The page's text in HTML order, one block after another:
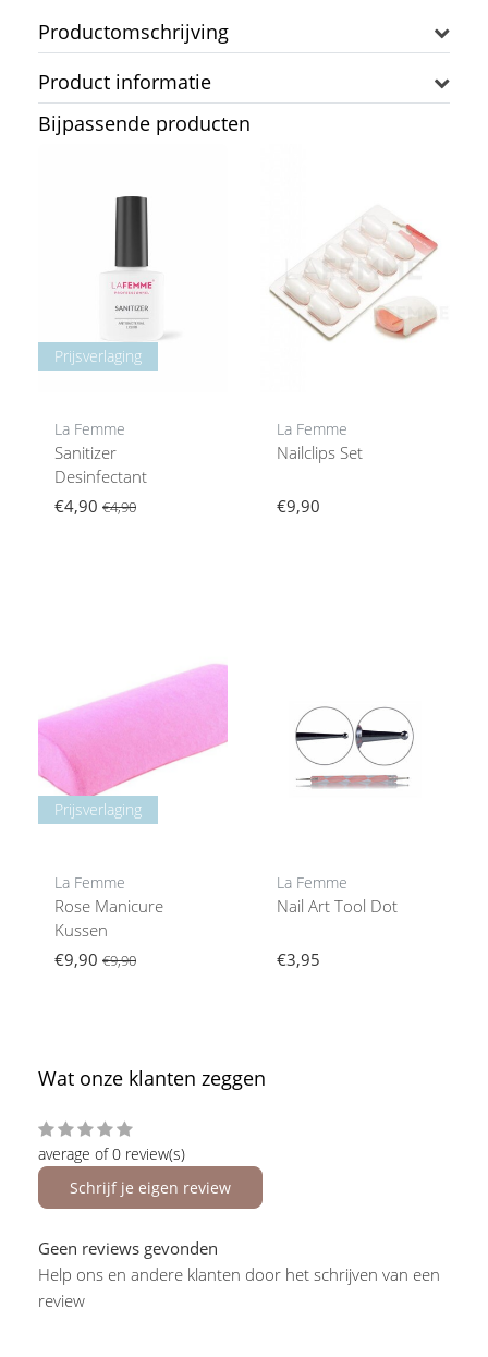
Productomschrijving
Product informatie
Bijpassende producten
Prijsverlaging
La Femme
Sanitizer
Desinfectant
€4,90 €4,90
La Femme
Nailclips Set
€9,90
Prijsverlaging
La Femme
Rose Manicure
Kussen
€9,90 €9,90
La Femme
Nail Art Tool Dot
€3,95
Wat onze klanten zeggen
average of 0 review(s)
Schrijf je eigen review
Geen reviews gevonden
Help ons en andere klanten door het schrijven van een
review